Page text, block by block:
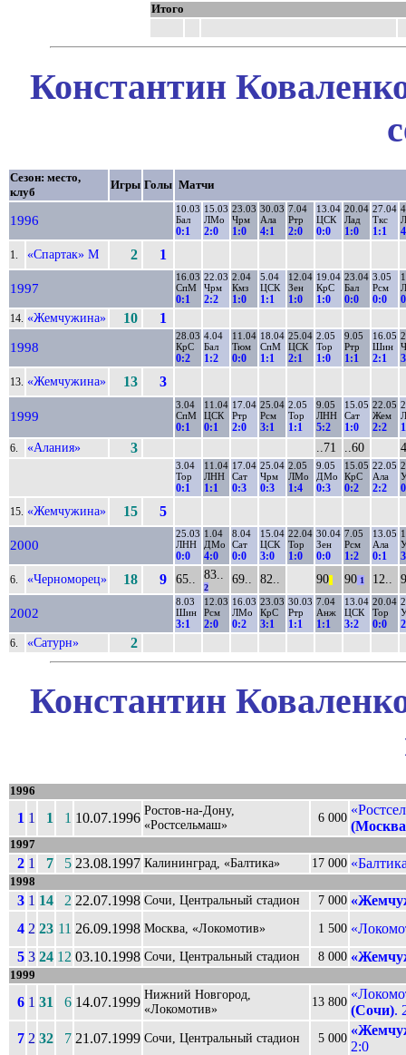
Итого
Константин
Сезон: место,
клуб
Игры Голы Матчи
1996
10.03
Бал
0:1
15.03
ЛМо
2:0
23.03
Чрм
1:0
30.03
Ала
4:1
7.04
Ртр
2:0
13.04
ЦСК
0:0
20.04
Лад
1:0
27.04
Ткс
1:1
1. «Спартак» М 2 1
1997
16.03
СпМ
0:1
22.03
Чрм
2:2
2.04
Кмз
1:0
5.04
ЦСК
1:1
12.04
Зен
1:0
19.04
КрС
1:0
23.04
Бал
0:0
3.05
Рсм
0:0
14. «Жемчужина» 10 1
1998
28.03
КрС
0:2
4.04
Бал
1:2
11.04
Тюм
0:0
18.04
СпМ
1:1
25.04
ЦСК
2:1
2.05
Тор
1:0
9.05
Ртр
1:1
16.05
Шин
2:1
13. «Жемчужина» 13 3
1999
3.04
СпМ
0:1
11.04
ЦСК
0:1
17.04
Ртр
2:0
25.04
Рсм
3:1
2.05
Тор
1:1
9.05
ЛНН
5:2
15.05
Сат
1:0
22.05
Жем
2:2
6. «Алания» 3 ..71 ..60
3.04
Тор
0:1
11.04
ЛНН
1:1
17.04
Сат
0:3
25.04
Чрм
0:3
2.05
ЛМо
1:4
9.05
ДМо
0:3
15.05
КрС
0:2
22.05
Ала
2:2
15. «Жемчужина» 15 5
2000
25.03
ЛНН
0:0
1.04
ДМо
4:0
8.04
Сат
0:0
15.04
ЦСК
3:0
22.04
Тор
1:0
30.04
Зен
0:0
7.05
Рсм
1:2
13.05
Ала
0:1
6. «Черноморец» 18 9 65.. 83..
2
69.. 82.. 90 90 1 12..
2002
8.03
Шин
3:1
12.03
Рсм
2:0
16.03
ЛМо
0:2
23.03
КрС
3:1
30.03
Ртр
1:1
7.04
Анж
1:1
13.04
ЦСК
3:2
20.04
Тор
0:0
6. «Сатурн» 2
Константин
1996
1 1 1 1 10.07.1996 Ростов-на-Дону,
«Ростсельмаш»
6 000
1997
2 1 7 5 23.08.1997 Калининград, «Балтика» 17 000
1998
3 1 14 2 22.07.1998 Сочи, Центральный стадион 7 000
4 2 23 11 26.09.1998 Москва, «Локомотив» 1 500
5 3 24 12 03.10.1998 Сочи, Центральный стадион 8 000
1999
6 1 31 6 14.07.1999 Нижний Новгород,
«Локомотив»
13 800
(Сочи).
7 2 32 7 21.07.1999 Сочи, Центральный стадион 5 000
2:0